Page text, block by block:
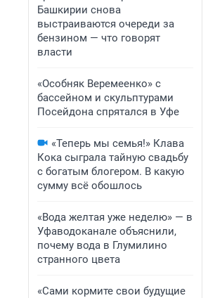
Башкирии снова
выстраиваются очереди за
бензином — что говорят
власти
«Особняк Веремеенко» с
бассейном и скульптурами
Посейдона спрятался в Уфе
«Теперь мы семья!» Клава
Кока сыграла тайную свадьбу
с богатым блогером. В какую
сумму всё обошлось
«Вода желтая уже неделю» — в
Уфаводоканале объяснили,
почему вода в Глумилино
странного цвета
«Сами кормите свои будущие